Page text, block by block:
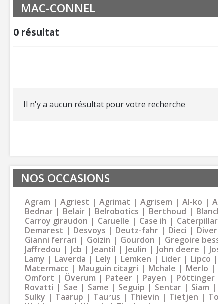
MAC-CONNEL
0 résultat
Il n'y a aucun résultat pour votre recherche
NOS OCCASIONS
Agram Agriest Agrimat Agrisem Al-ko
Bednar
Belair Belrobotics Berthoud
Carroy giraudon
Caruelle Case ih Caterpillar
Demarest
Desvoys Deutz-fahr Dieci
Gianni ferrari
Goizin Gourdon Gregoire
Jaffredou
Jcb Jeantil Jeulin John deere
Lamy
Laverda Lely Lemken Lider Lipco
Matermacc
Mauguin citagri Mchale Merlo
Omfort
Överum Pateer Payen Pöttinger
Rovatti
Sae Same Seguip Sentar Siam
Sulky
Taarup Taurus Thievin Tietjen